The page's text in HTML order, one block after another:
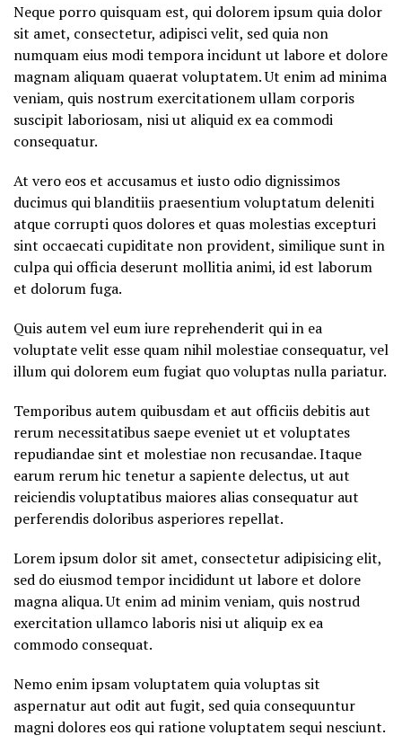
Neque porro quisquam est, qui dolorem ipsum quia dolor
sit amet, consectetur, adipisci velit, sed quia non
numquam eius modi tempora incidunt ut labore et dolore
magnam aliquam quaerat voluptatem. Ut enim ad minima
veniam, quis nostrum exercitationem ullam corporis
suscipit laboriosam, nisi ut aliquid ex ea commodi
consequatur.
At vero eos et accusamus et iusto odio dignissimos
ducimus qui blanditiis praesentium voluptatum deleniti
atque corrupti quos dolores et quas molestias excepturi
sint occaecati cupiditate non provident, similique sunt in
culpa qui officia deserunt mollitia animi, id est laborum
et dolorum fuga.
Quis autem vel eum iure reprehenderit qui in ea
voluptate velit esse quam nihil molestiae consequatur, vel
illum qui dolorem eum fugiat quo voluptas nulla pariatur.
Temporibus autem quibusdam et aut officiis debitis aut
rerum necessitatibus saepe eveniet ut et voluptates
repudiandae sint et molestiae non recusandae. Itaque
earum rerum hic tenetur a sapiente delectus, ut aut
reiciendis voluptatibus maiores alias consequatur aut
perferendis doloribus asperiores repellat.
Lorem ipsum dolor sit amet, consectetur adipisicing elit,
sed do eiusmod tempor incididunt ut labore et dolore
magna aliqua. Ut enim ad minim veniam, quis nostrud
exercitation ullamco laboris nisi ut aliquip ex ea
commodo consequat.
Nemo enim ipsam voluptatem quia voluptas sit
aspernatur aut odit aut fugit, sed quia consequuntur
magni dolores eos qui ratione voluptatem sequi nesciunt.